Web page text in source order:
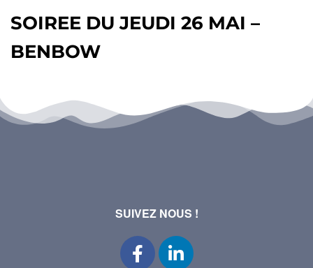
SOIREE DU JEUDI 26 MAI –
BENBOW
SUIVEZ NOUS !